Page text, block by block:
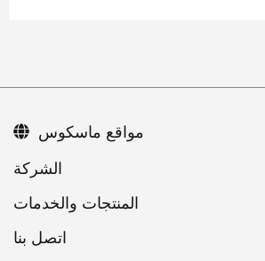
اتصل بنا
مواقع ماسكوس